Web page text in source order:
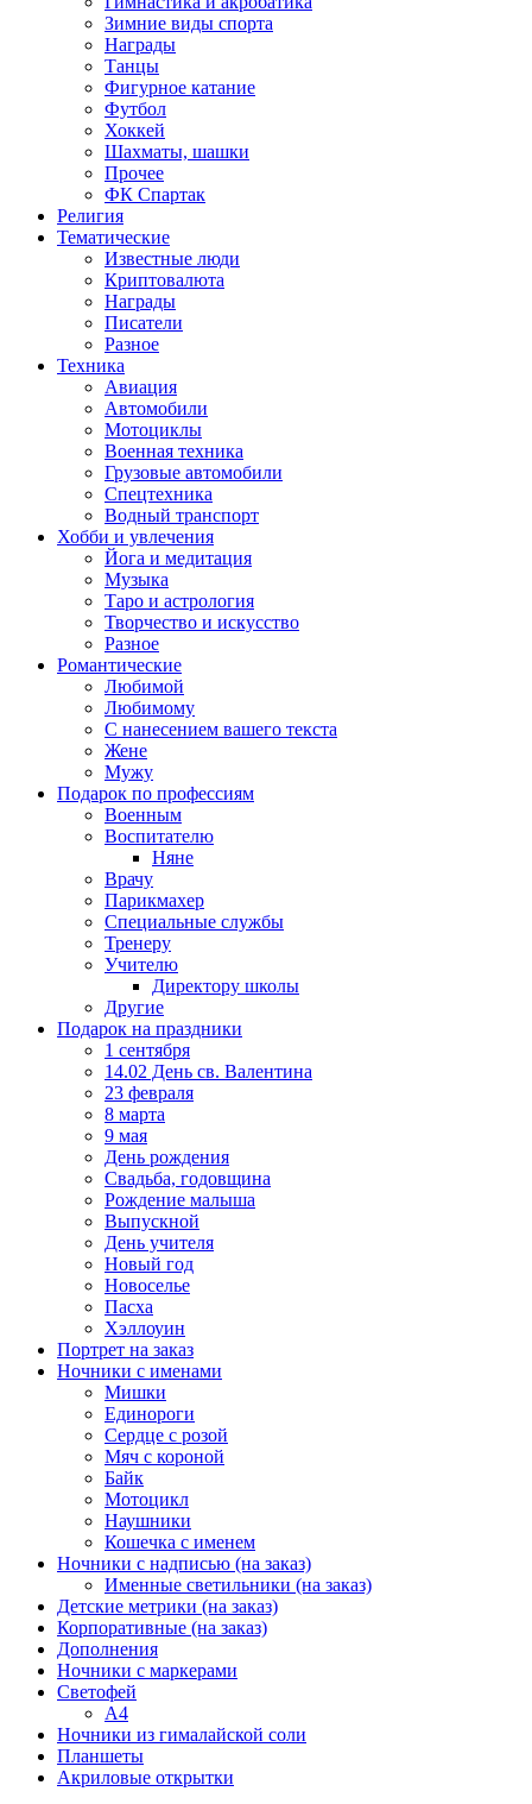
Зимние виды спорта
Награды
Танцы
Фигурное катание
Футбол
Хоккей
Шахматы, шашки
Прочее
ФК Спартак
Религия
Тематические
Известные люди
Криптовалюта
Награды
Писатели
Разное
Техника
Авиация
Автомобили
Мотоциклы
Военная техника
Грузовые автомобили
Спецтехника
Водный транспорт
Хобби и увлечения
Йога и медитация
Музыка
Таро и астрология
Творчество и искусство
Разное
Романтические
Любимой
Любимому
С нанесением вашего текста
Жене
Мужу
Подарок по профессиям
Военным
Воспитателю
Няне
Врачу
Парикмахер
Специальные службы
Тренеру
Учителю
Директору школы
Другие
Подарок на праздники
1 сентября
14.02 День св. Валентина
23 февраля
8 марта
9 мая
День рождения
Свадьба, годовщина
Рождение малыша
Выпускной
День учителя
Новый год
Новоселье
Пасха
Хэллоуин
Портрет на заказ
Ночники с именами
Мишки
Единороги
Сердце с розой
Мяч с короной
Байк
Мотоцикл
Наушники
Кошечка с именем
Ночники с надписью (на заказ)
Именные светильники (на заказ)
Детские метрики (на заказ)
Корпоративные (на заказ)
Дополнения
Ночники с маркерами
Светофей
А4
Ночники из гималайской соли
Планшеты
Акриловые открытки